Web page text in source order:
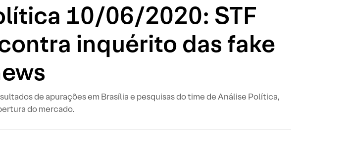
10/06/2020: STF
inquérito das fake
de apurações em Brasília e pesquisas do time de Análise Política,
do mercado.